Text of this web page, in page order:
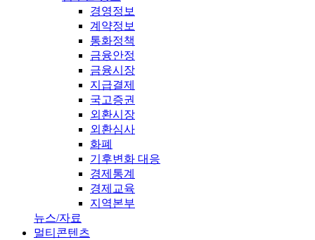
경영정보
계약정보
통화정책
금융안정
금융시장
지급결제
국고증권
외환시장
외환심사
화폐
기후변화 대응
경제통계
경제교육
지역본부
뉴스/자료
멀티콘텐츠